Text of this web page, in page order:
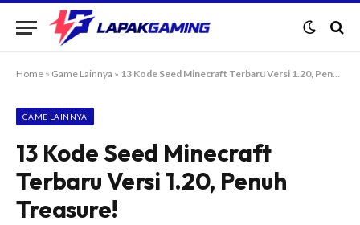
Home » Game Lainnya » 13 Kode Seed Minecraft Terbaru Versi 1.20, Penuh Treasure!
GAME LAINNYA
13 Kode Seed Minecraft
Terbaru Versi 1.20, Penuh
Treasure!